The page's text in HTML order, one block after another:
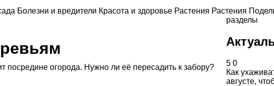
Болезни и вредители Красота и здоровье Растения Растения
посредине огорода. Нужно ли её пересадить к забору?
разделы
5 0
Как
августе,